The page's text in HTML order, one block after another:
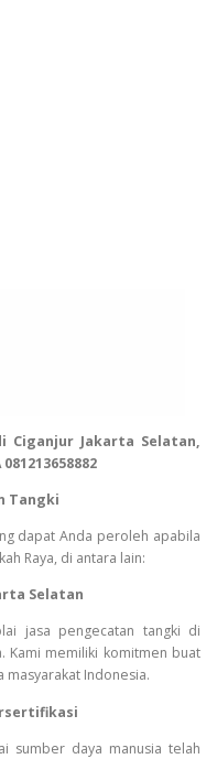
Ciganjur Jakarta Selatan,
Tangki
dapat Anda peroleh apabila
Raya, di antara lain:
Selatan
jasa pengecatan tangki di
Kami memiliki komitmen buat
Indonesia.
sumber daya manusia telah